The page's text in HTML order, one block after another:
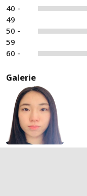
40 -
49
50 -
59
60 -
Galerie